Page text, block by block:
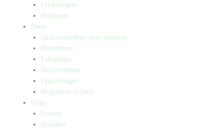
Udskolingen
Bogkasser
Børn
Små mennesker, store drømme
Billedbøger
Faktabøger
Børneromaner
Opgavebøger
Bogpakker til børn
Unge
Fantasy
Romaner